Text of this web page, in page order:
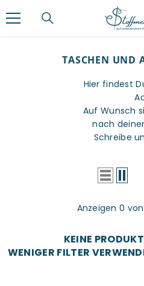
TASCHEN UND
Hier findest
Auf Wunsch
nach
Schreibe
Anzeigen 0
KEINE
WENIGER FILTER